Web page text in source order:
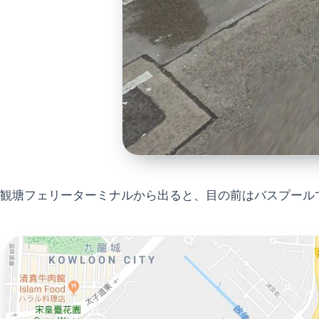
観塘フェリーターミナルから出ると、目の前はバスプール